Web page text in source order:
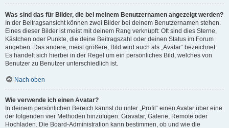
Was sind das für Bilder, die bei meinem Benutzernamen angezeigt werden?
In der Beitragsansicht können zwei Bilder bei deinem Benutzernamen stehen.
Eines dieser Bilder ist meist mit deinem Rang verknüpft: Oft sind dies Sterne,
Kästchen oder Punkte, die deine Beitragszahl oder deinen Status im Forum
angeben. Das andere, meist größere, Bild wird auch als „Avatar“ bezeichnet.
Es handelt sich hierbei in der Regel um ein persönliches Bild, welches von
Benutzer zu Benutzer unterschiedlich ist.
Nach oben
Wie verwende ich einen Avatar?
In deinem persönlichen Bereich kannst du unter „Profil“ einen Avatar über eine
der folgenden vier Methoden hinzufügen: Gravatar, Galerie, Remote oder
Hochladen. Die Board-Administration kann bestimmen, ob und wie die